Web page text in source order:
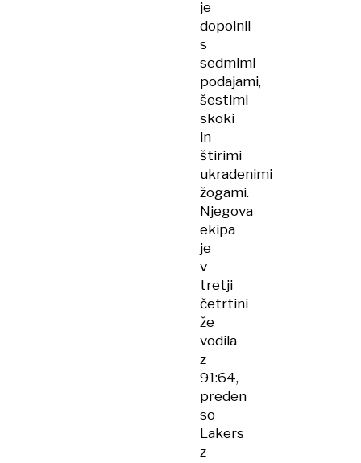
je
dopolnil
s
sedmimi
podajami,
šestimi
skoki
in
štirimi
ukradenimi
žogami.
Njegova
ekipa
je
v
tretji
četrtini
že
vodila
z
91:64,
preden
so
Lakers
z